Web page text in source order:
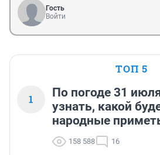
Гость
Войти
ТОП 5
1
По погоде 31
узнать, какой
народные
158 588 16